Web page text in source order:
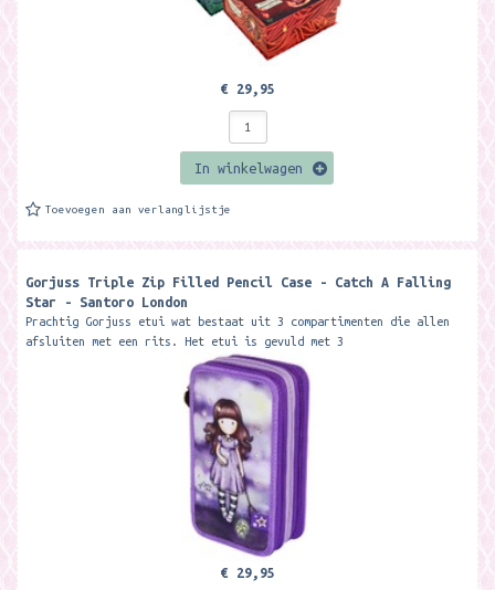
€ 29,95
In winkelwagen
Toevoegen aan verlanglijstje
Gorjuss Triple Zip Filled Pencil Case - Catch A Falling
Star - Santoro London
Prachtig Gorjuss etui wat bestaat uit 3 compartimenten die allen
afsluiten met een rits. Het etui is gevuld met 3
€ 29,95